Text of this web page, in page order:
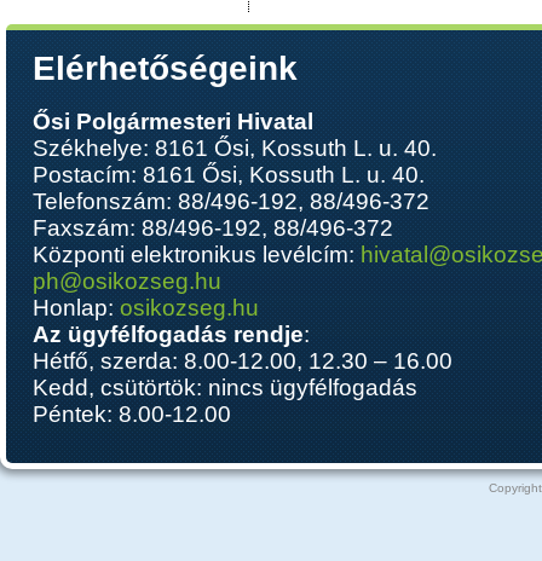
Elérhetőségeink
Ősi Polgármesteri Hivatal
Székhelye: 8161 Ősi, Kossuth L. u. 40.
Postacím: 8161 Ősi, Kossuth L. u. 40.
Telefonszám: 88/496-192, 88/496-372
Faxszám: 88/496-192, 88/496-372
Központi elektronikus levélcím:
ph@osikozseg.hu
Honlap:osikozseg.hu
Az ügyfélfogadás rendje:
Hétfő, szerda: 8.00-12.00, 12.30 – 16.00
Kedd, csütörtök: nincs ügyfélfogadás
Péntek: 8.00-12.00